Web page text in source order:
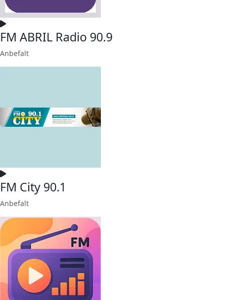
FM ABRIL Radio 90.9
Anbefalt
FM City 90.1
Anbefalt